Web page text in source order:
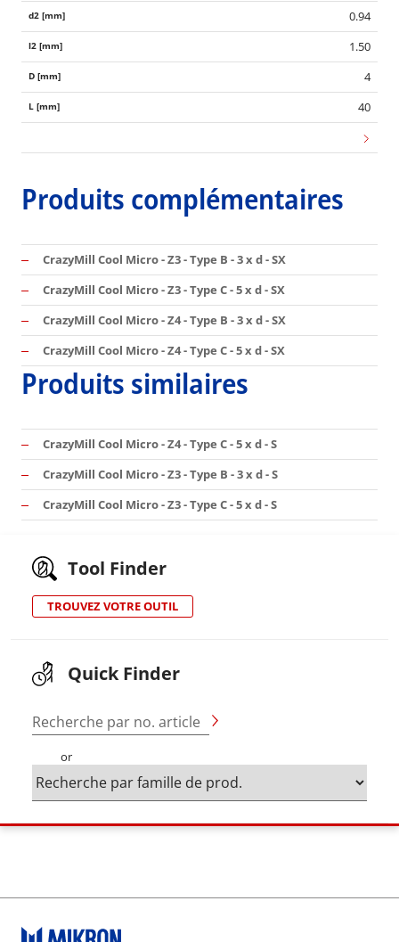
0.94
1.50
4
40
Produits complémentaires
CrazyMill Cool Micro - Z3 - Type B - 3 x d - SX
CrazyMill Cool Micro - Z3 - Type C - 5 x d - SX
CrazyMill Cool Micro - Z4 - Type B - 3 x d - SX
CrazyMill Cool Micro - Z4 - Type C - 5 x d - SX
Produits similaires
CrazyMill Cool Micro - Z4 - Type C - 5 x d - S
CrazyMill Cool Micro - Z3 - Type B - 3 x d - S
CrazyMill Cool Micro - Z3 - Type C - 5 x d - S
Tool Finder
TROUVEZ VOTRE OUTIL
Quick Finder
Recherche par no. article
or